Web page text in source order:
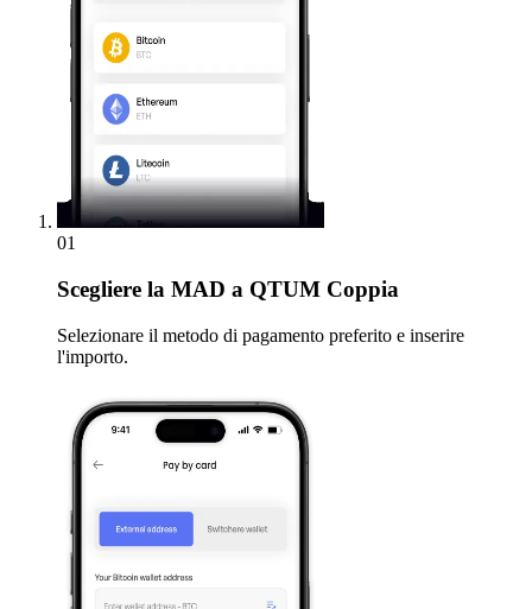
01
Scegliere la MAD a QTUM Coppia
Selezionare il metodo di pagamento preferito e inserire
l'importo.